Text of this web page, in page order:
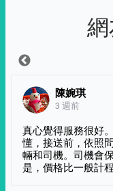
陳婉琪
3 週前
真心覺得服務很好
懂，接送前，依照
輛和司機。司機會
是，價格比一般計